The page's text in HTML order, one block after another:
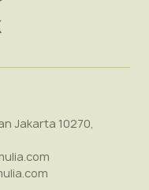
Jakarta 10270,